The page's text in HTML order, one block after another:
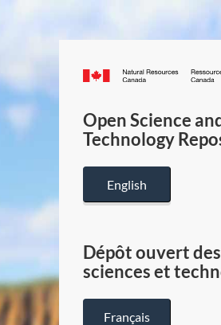
Canada.ca
Open Science
Technology
English
Dépôt ouvert des
sciences et
Français